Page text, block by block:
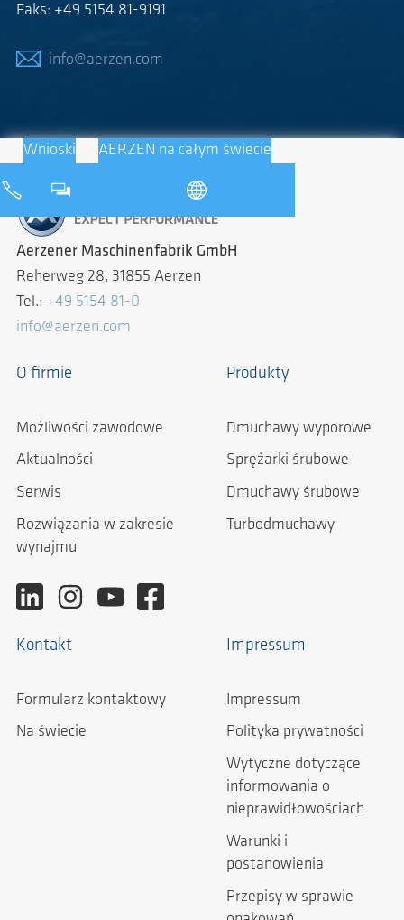
Faks: +49 5154 81-9191
info@aerzen.com
Wnioski AERZEN na całym świecie
Aerzener Maschinenfabrik GmbH
Reherweg 28, 31855 Aerzen
Tel.: +49 5154 81-0
info@aerzen.com
O firmie
Możliwości zawodowe
Aktualności
Serwis
Rozwiązania w zakresie
wynajmu
Produkty
Dmuchawy wyporowe
Sprężarki śrubowe
Dmuchawy śrubowe
Turbodmuchawy
Kontakt
Formularz kontaktowy
Na świecie
Impressum
Impressum
Polityka prywatności
Wytyczne dotyczące
informowania o
nieprawidłowościach
Warunki i
postanowienia
Przepisy w sprawie